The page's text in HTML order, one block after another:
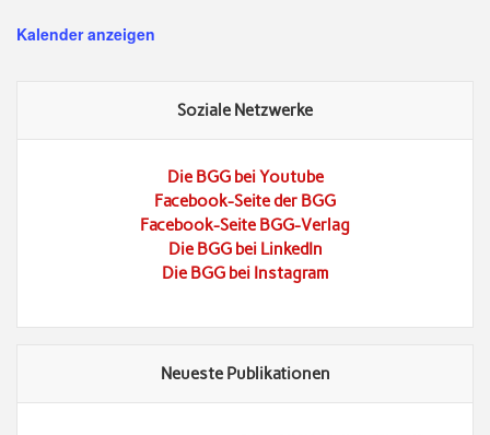
Kalender anzeigen
Soziale Netzwerke
Die BGG bei Youtube
Facebook-Seite der BGG
Facebook-Seite BGG-Verlag
Die BGG bei LinkedIn
Die BGG bei Instagram
Neueste Publikationen